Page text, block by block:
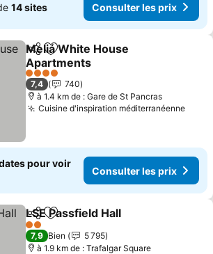
14 sites Consulter les prix
PartagerAjouter à mes favoris
Meliá White House
Apartments
Consulter les prix
4 Étoiles
7,4
740
à 1.4 km de : Gare de St Pancras
Cuisine d'inspiration méditerranéenne
pour voir
Consulter les prix
PartagerAjouter à mes favoris
LSE Passfield Hall
2 Étoiles
7,9 Bien
5 795
à 1.9 km de : Trafalgar Square